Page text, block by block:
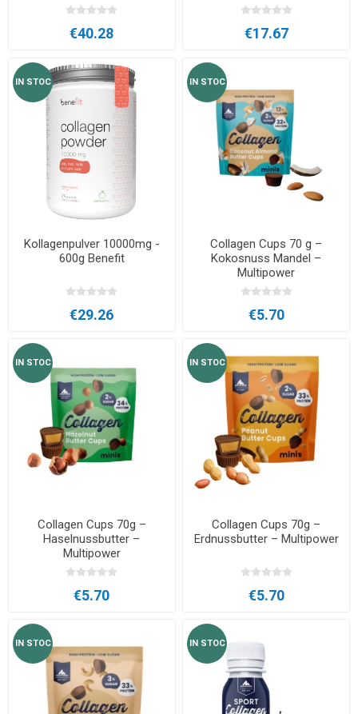
€40.28 €17.67
IN STOC
Kollagenpulver 10000mg -
600g Benefit
€29.26
IN STOC
Collagen Cups 70 g –
Kokosnuss Mandel –
Multipower
€5.70
IN STOC
Collagen Cups 70g –
Haselnussbutter –
Multipower
€5.70
IN STOC
Collagen Cups 70g –
Erdnussbutter – Multipower
€5.70
IN STOC IN STOC